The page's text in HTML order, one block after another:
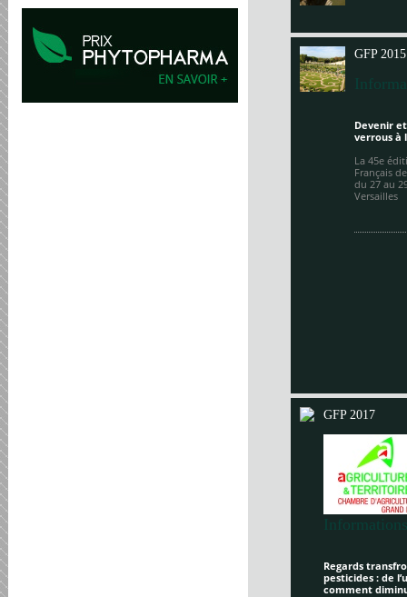
GFP 2015
Devenir
verrous à
La 45e
Français
du 27 au
Versailles
GFP 2017
Regards
pesticides : de
comment